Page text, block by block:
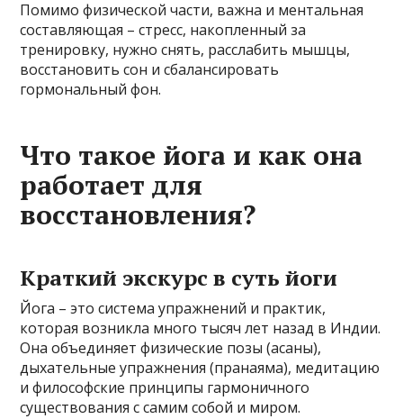
Помимо физической части, важна и ментальная
составляющая – стресс, накопленный за
тренировку, нужно снять, расслабить мышцы,
восстановить сон и сбалансировать
гормональный фон.
Что такое йога и как она
работает для
восстановления?
Краткий экскурс в суть йоги
Йога – это система упражнений и практик,
которая возникла много тысяч лет назад в Индии.
Она объединяет физические позы (асаны),
дыхательные упражнения (пранаяма), медитацию
и философские принципы гармоничного
существования с самим собой и миром.